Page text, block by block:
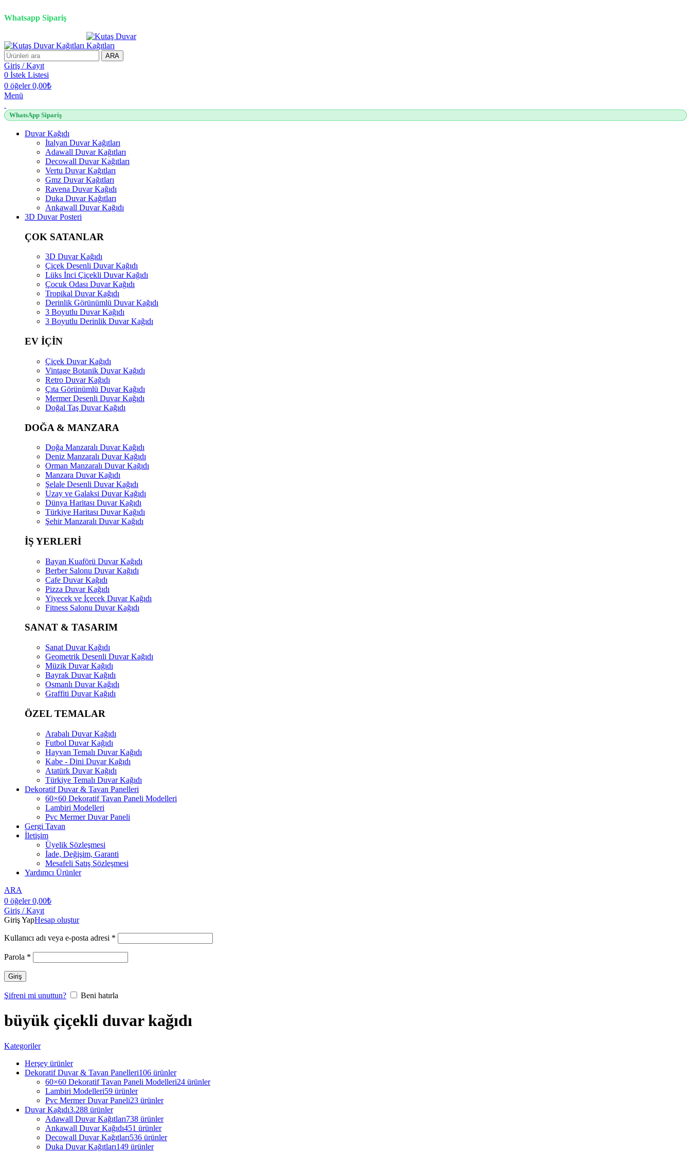
Whatsapp Sipariş
ARA
Giriş / Kayıt
0 İstek Listesi
0 öğeler 0,00₺
Menü
WhatsApp Sipariş
Duvar Kağıdı
İtalyan Duvar Kağıtları
Adawall Duvar Kağıtları
Decowall Duvar Kağıtları
Vertu Duvar Kağıtları
Gmz Duvar Kağıtları
Ravena Duvar Kağıdı
Duka Duvar Kağıtları
Ankawall Duvar Kağıdı
3D Duvar Posteri
ÇOK SATANLAR
3D Duvar Kağıdı
Çiçek Desenli Duvar Kağıdı
Lüks İnci Çiçekli Duvar Kağıdı
Çocuk Odası Duvar Kağıdı
Tropikal Duvar Kağıdı
Derinlik Görünümlü Duvar Kağıdı
3 Boyutlu Duvar Kağıdı
3 Boyutlu Derinlik Duvar Kağıdı
EV İÇİN
Çiçek Duvar Kağıdı
Vintage Botanik Duvar Kağıdı
Retro Duvar Kağıdı
Çıta Görünümlü Duvar Kağıdı
Mermer Desenli Duvar Kağıdı
Doğal Taş Duvar Kağıdı
DOĞA & MANZARA
Doğa Manzaralı Duvar Kağıdı
Deniz Manzaralı Duvar Kağıdı
Orman Manzaralı Duvar Kağıdı
Manzara Duvar Kağıdı
Şelale Desenli Duvar Kağıdı
Uzay ve Galaksi Duvar Kağıdı
Dünya Haritası Duvar Kağıdı
Türkiye Haritası Duvar Kağıdı
Şehir Manzaralı Duvar Kağıdı
İŞ YERLERİ
Bayan Kuaförü Duvar Kağıdı
Berber Salonu Duvar Kağıdı
Cafe Duvar Kağıdı
Pizza Duvar Kağıdı
Yiyecek ve İçecek Duvar Kağıdı
Fitness Salonu Duvar Kağıdı
SANAT & TASARIM
Sanat Duvar Kağıdı
Geometrik Desenli Duvar Kağıdı
Müzik Duvar Kağıdı
Bayrak Duvar Kağıdı
Osmanlı Duvar Kağıdı
Graffiti Duvar Kağıdı
ÖZEL TEMALAR
Arabalı Duvar Kağıdı
Futbol Duvar Kağıdı
Hayvan Temalı Duvar Kağıdı
Kabe - Dini Duvar Kağıdı
Atatürk Duvar Kağıdı
Türkiye Temalı Duvar Kağıdı
Dekoratif Duvar & Tavan Panelleri
60×60 Dekoratif Tavan Paneli Modelleri
Lambiri Modelleri
Pvc Mermer Duvar Paneli
Gergi Tavan
İletişim
Üyelik Sözleşmesi
İade, Değişim, Garanti
Mesafeli Satış Sözleşmesi
Yardımcı Ürünler
ARA
0 öğeler 0,00₺
Giriş / Kayıt
Giriş YapHesap oluştur
Kullanıcı adı veya e-posta adresi *
Parola *
Giriş
Şifreni mi unuttun? Beni hatırla
büyük çiçekli duvar kağıdı
Kategoriler
Herşey ürünler
Dekoratif Duvar & Tavan Panelleri106 ürünler
60×60 Dekoratif Tavan Paneli Modelleri24 ürünler
Lambiri Modelleri59 ürünler
Pvc Mermer Duvar Paneli23 ürünler
Duvar Kağıdı3.288 ürünler
Adawall Duvar Kağıtları738 ürünler
Ankawall Duvar Kağıdı451 ürünler
Decowall Duvar Kağıtları536 ürünler
Duka Duvar Kağıtları149 ürünler